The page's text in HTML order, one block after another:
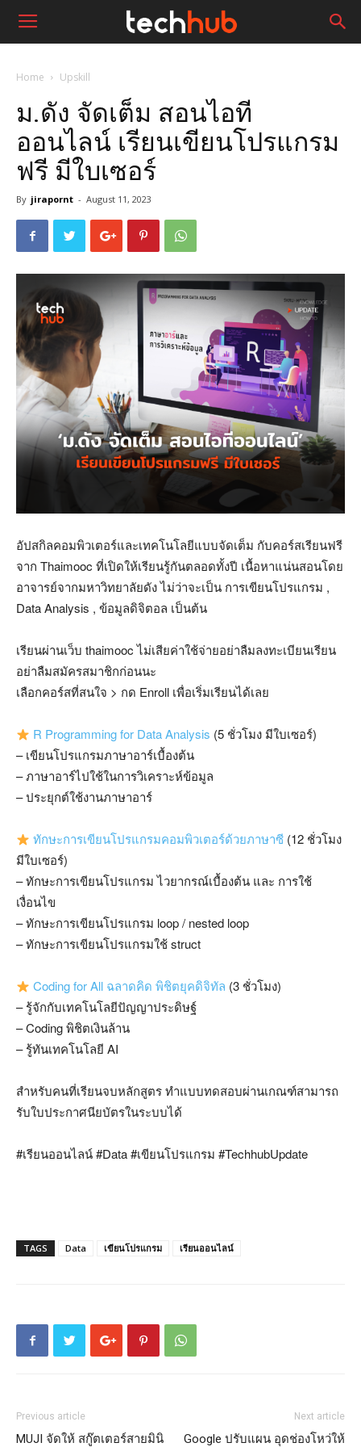
Home Upskill
ม.ดัง จัดเต็ม สอนไอที
ออนไลน์ เรียนเขียนโปรแกรม
ฟรี มีใบเซอร์
By jirapornt - August 11, 2023
อัปสกิลคอมพิวเตอร์และเทคโนโลยีแบบจัดเต็ม กับคอร์สเรียนฟรี
จาก Thaimooc ที่เปิดให้เรียนรู้กันตลอดทั้งปี เนื้อหาแน่นสอนโดย
อาจารย์จากมหาวิทยาลัยดัง ไม่ว่าจะเป็น การเขียนโปรแกรม ,
Data Analysis , ข้อมูลดิจิตอล เป็นต้น
เรียนผ่านเว็บ thaimooc ไม่เสียค่าใช้จ่ายอย่าลืมลงทะเบียนเรียน
อย่าลืมสมัครสมาชิกก่อนนะ
เลือกคอร์สที่สนใจ > กด Enroll เพื่อเริ่มเรียนได้เลย
R Programming for Data Analysis (5 ชั่วโมง มีใบเซอร์)
– เขียนโปรแกรมภาษาอาร์เบื้องต้น
– ภาษาอาร์ไปใช้ในการวิเคราะห์ข้อมูล
– ประยุกต์ใช้งานภาษาอาร์
ทักษะการเขียนโปรแกรมคอมพิวเตอร์ด้วยภาษาซี (12 ชั่วโมง
มีใบเซอร์)
– ทักษะการเขียนโปรแกรม ไวยากรณ์เบื้องต้น และ การใช้
เงื่อนไข
– ทักษะการเขียนโปรแกรม loop / nested loop
– ทักษะการเขียนโปรแกรมใช้ struct
Coding for All ฉลาดคิด พิชิตยุคดิจิทัล (3 ชั่วโมง)
– รู้จักกับเทคโนโลยีปัญญาประดิษฐ์
– Coding พิชิตเงินล้าน
– รู้ทันเทคโนโลยี AI
สำหรับคนที่เรียนจบหลักสูตร ทำแบบทดสอบผ่านเกณฑ์สามารถ
รับใบประกาศนียบัตรในระบบได้
#เรียนออนไลน์ #Data #เขียนโปรแกรม #TechhubUpdate
TAGS Data เขียนโปรแกรม เรียนออนไลน์
Previous article
MUJI จัดให้ สกู๊ตเตอร์สายมินิ
Next article
Google ปรับแผน อุดช่องโหว่ให้